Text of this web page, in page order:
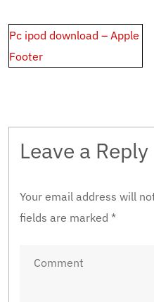
Post
navigation
Pc ipod download – Apple
Footer
Leave a Reply
Your email address will
fields are marked *